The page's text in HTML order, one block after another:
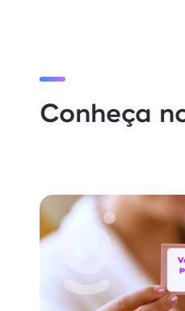
Conheça